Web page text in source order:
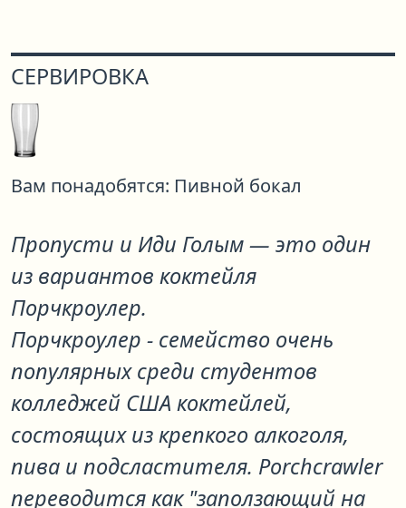
СЕРВИРОВКА
Вам понадобятся: Пивной бокал
Пропусти и Иди Голым— это один
из вариантов коктейля
Порчкроулер.
Порчкроулер - семейство очень
популярных среди студентов
колледжей США коктейлей,
состоящих из крепкого алкоголя,
пива и подсластителя. Porchcrawler
переводится как "заползающий на